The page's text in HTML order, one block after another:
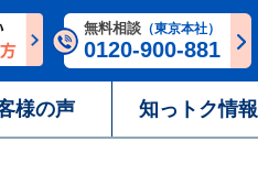
無料相談 （東京本社）
0120-900-881
様の声 知っトク情報